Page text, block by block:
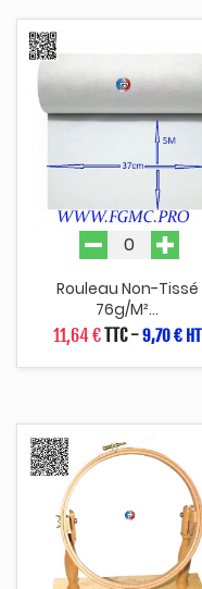
Rouleau Non-Tissé
76g/m²...
11,64 €TTC-9,70 € HT